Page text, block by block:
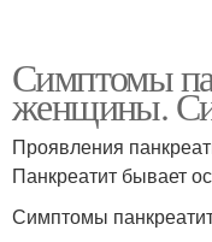
Симптомы
женщины.
Проявления
Панкреатит бывает
Симптомы